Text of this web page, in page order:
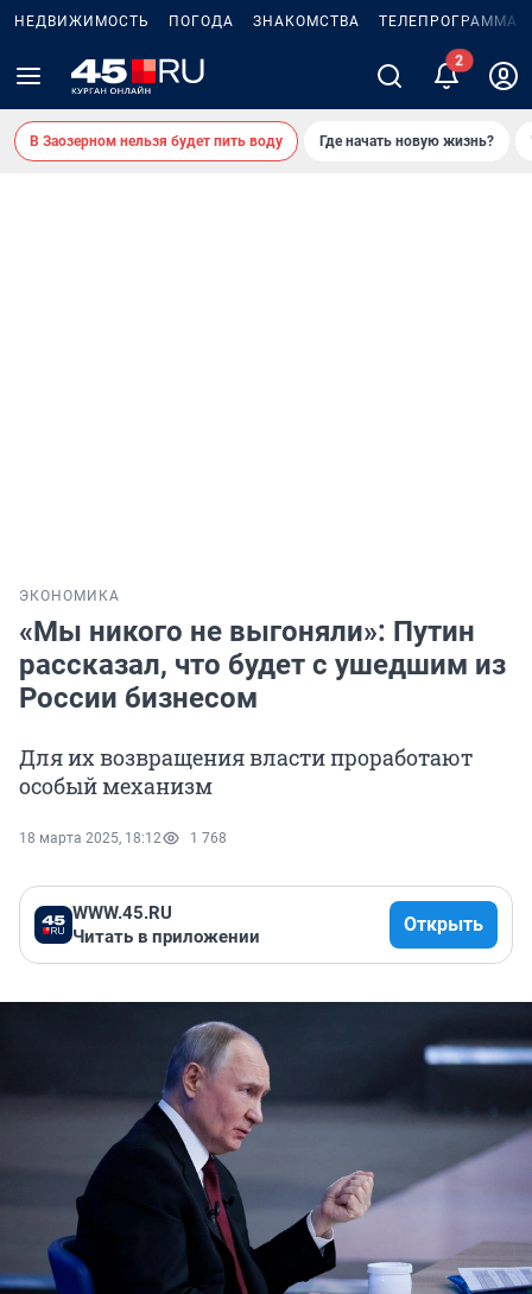
НЕДВИЖИМОСТЬ ПОГОДА ЗНАКОМСТВА ТЕЛЕПРОГРАММА
В Заозерном нельзя будет пить воду Где начать новую жизнь?
ЭКОНОМИКА
«Мы никого не выгоняли»: Путин
рассказал, что будет с ушедшим из
России бизнесом
Для их возвращения власти проработают
особый механизм
18 марта 2025, 18:12 1 768
WWW.45.RU
Читать в приложении
Открыть